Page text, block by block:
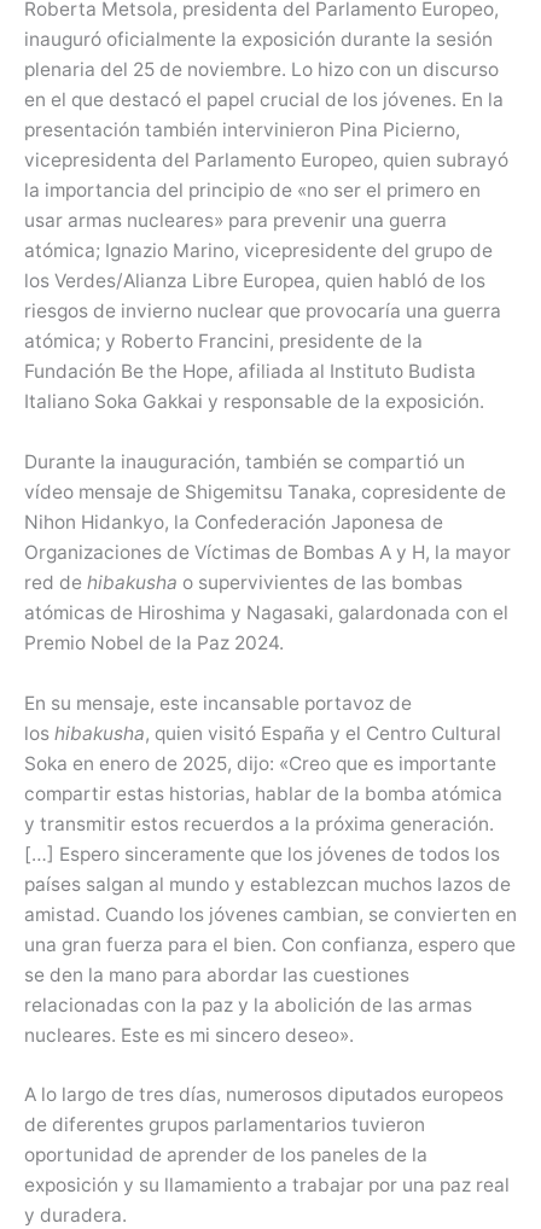
Roberta Metsola, presidenta del Parlamento Europeo,
inauguró oficialmente la exposición durante la sesión
plenaria del 25 de noviembre. Lo hizo con un discurso
en el que destacó el papel crucial de los jóvenes. En la
presentación también intervinieron Pina Picierno,
vicepresidenta del Parlamento Europeo, quien subrayó
la importancia del principio de «no ser el primero en
usar armas nucleares» para prevenir una guerra
atómica; Ignazio Marino, vicepresidente del grupo de
los Verdes/Alianza Libre Europea, quien habló de los
riesgos de invierno nuclear que provocaría una guerra
atómica; y Roberto Francini, presidente de la
Fundación Be the Hope, afiliada al Instituto Budista
Italiano Soka Gakkai y responsable de la exposición.
Durante la inauguración, también se compartió un
vídeo mensaje de Shigemitsu Tanaka, copresidente de
Nihon Hidankyo, la Confederación Japonesa de
Organizaciones de Víctimas de Bombas A y H, la mayor
red de hibakusha o supervivientes de las bombas
atómicas de Hiroshima y Nagasaki, galardonada con el
Premio Nobel de la Paz 2024.
En su mensaje, este incansable portavoz de
los hibakusha, quien visitó España y el Centro Cultural
Soka en enero de 2025, dijo: «Creo que es importante
compartir estas historias, hablar de la bomba atómica
y transmitir estos recuerdos a la próxima generación.
[…] Espero sinceramente que los jóvenes de todos los
países salgan al mundo y establezcan muchos lazos de
amistad. Cuando los jóvenes cambian, se convierten en
una gran fuerza para el bien. Con confianza, espero que
se den la mano para abordar las cuestiones
relacionadas con la paz y la abolición de las armas
nucleares. Este es mi sincero deseo».
A lo largo de tres días, numerosos diputados europeos
de diferentes grupos parlamentarios tuvieron
oportunidad de aprender de los paneles de la
exposición y su llamamiento a trabajar por una paz real
y duradera.